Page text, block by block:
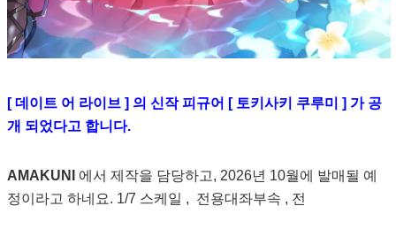
[ 데이트 어 라이브 ] 의 신작 피규어 [ 토키사키 쿠루미 ] 가 공
개 되었다고 합니다.
AMAKUNI
에서 제작을 담당하고, 2026년 10월에 발매될 예
정이라고 하네요. 1/7 스케일 , 전용대좌부속 , 전